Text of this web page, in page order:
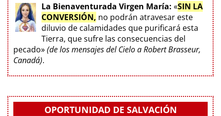
La Bienaventurada Virgen María: «SIN LA
CONVERSIÓN, no podrán atravesar este
diluvio de calamidades que purificará esta
Tierra, que sufre las consecuencias del
pecado»(de los mensajes del Cielo a Robert Brasseur,
Canadá).
OPORTUNIDAD DE SALVACIÓN